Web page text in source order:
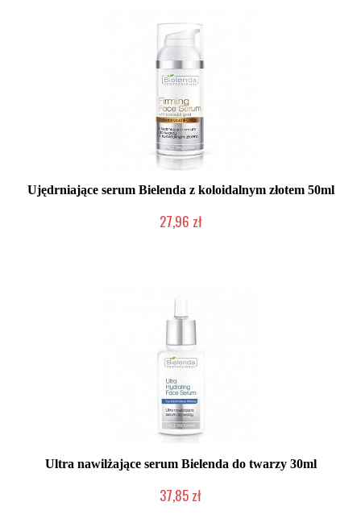
Ujędrniające serum Bielenda z koloidalnym złotem 50ml
27,96 zł
Ultra nawilżające serum Bielenda do twarzy 30ml
37,85 zł